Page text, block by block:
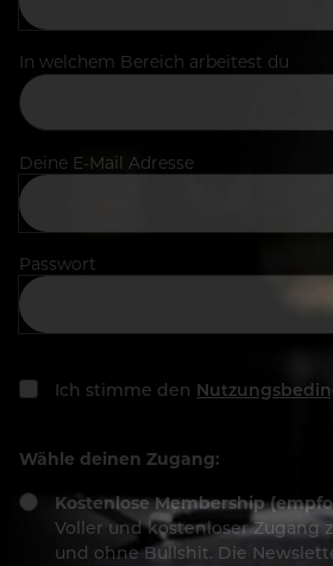
In welchem Bereich arbeitest du
Deine E-Mail Adresse
Passwort
Ich stimme den
Wähle deinen Zugang:
Kostenlose Membership
Voller und kostenloser Zugang
und ohne Bullshit. Die